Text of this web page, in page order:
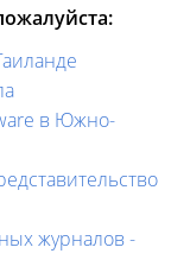
в Южно-
журналов -